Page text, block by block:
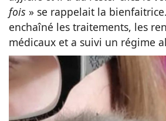
fois » se rappelait la
enchaîné les traitements, les
médicaux et a suivi un régime